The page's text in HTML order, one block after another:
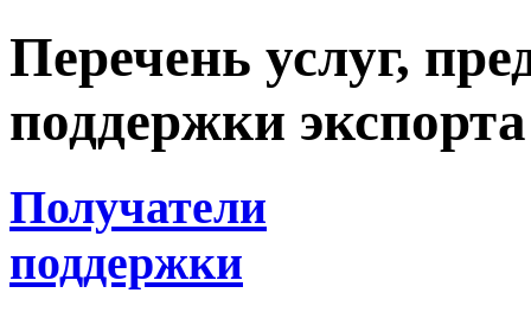
Перечень услуг,
поддержки
Получатели
поддержки